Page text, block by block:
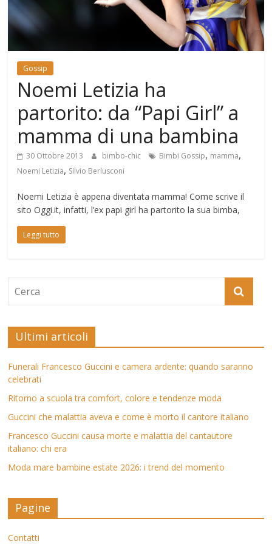
Mondo
Gossip
Noemi Letizia ha
partorito: da “Papi Girl” a
mamma di una bambina
30 Ottobre 2013 bimbo-chic Bimbi Gossip, mamma,
Noemi Letizia, Silvio Berlusconi
Noemi Letizia è appena diventata mamma! Come scrive il
sito Oggi.it, infatti, l’ex papi girl ha partorito la sua bimba,
Leggi tutto
Ultimi articoli
Funerali Francesco Guccini e camera ardente: quando saranno
celebrati
Ritorno a scuola tra comfort, colore e tendenze moda
Guccini che malattia aveva e come è morto il cantore italiano
Francesco Guccini causa morte e malattia del cantautore
italiano: chi era
Moda mare bambine estate 2026: i trend del momento
Pagine
Contatti